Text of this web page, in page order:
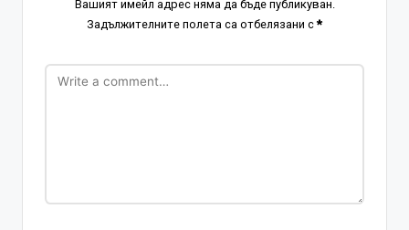
Вашият имейл адрес няма да бъде публикуван.
Задължителните полета са отбелязани с*